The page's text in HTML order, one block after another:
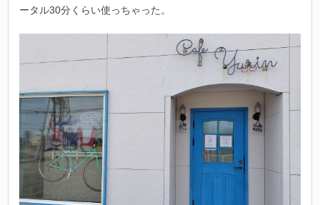
ータル30分くらい使っちゃった。